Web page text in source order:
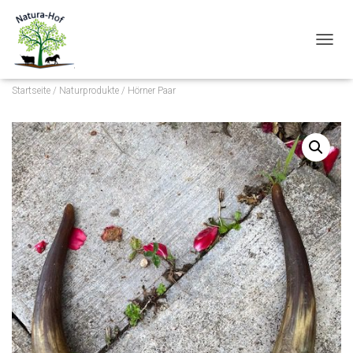
G
A
T
I
O
N
U
M
S
C
H
A
L
T
Startseite / Naturprodukte / Hörner Paar